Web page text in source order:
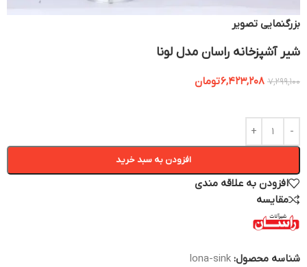
بزرگنمایی تصویر
شیر آشپزخانه راسان مدل لونا
7,299,100
6,423,208تومان
افزودن به سبد خرید
افزودن به علاقه مندی
مقایسه
شناسه محصول: lona-sink